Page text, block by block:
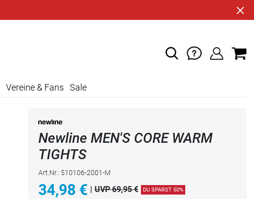
Vereine & Fans Sale
Newline MEN'S CORE WARM
TIGHTS
Art.Nr.: 510106-2001-M
34,98 € UVP 69,95 € DU SPARST 50%